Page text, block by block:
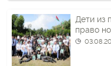
Дети из
право